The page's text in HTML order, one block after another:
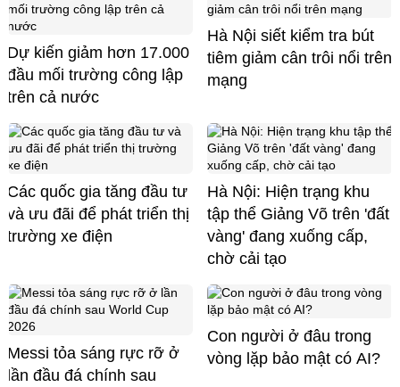
Dự kiến giảm hơn 17.000
đầu mối trường công lập
trên cả nước
Hà Nội siết kiểm tra bút
tiêm giảm cân trôi nổi trên
mạng
Các quốc gia tăng đầu tư
và ưu đãi để phát triển thị
trường xe điện
Hà Nội: Hiện trạng khu
tập thể Giảng Võ trên 'đất
vàng' đang xuống cấp,
chờ cải tạo
Messi tỏa sáng rực rỡ ở
lần đầu đá chính sau
Con người ở đâu trong
vòng lặp bảo mật có AI?